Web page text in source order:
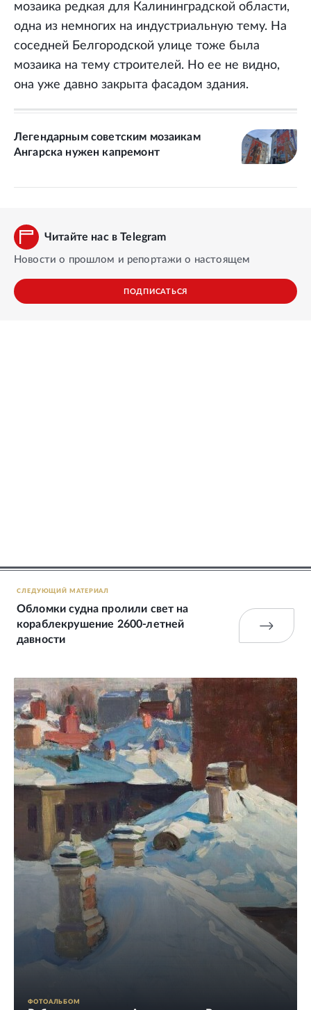
мозаика редкая для Калининградской области,
одна из немногих на индустриальную тему. На
соседней Белгородской улице тоже была
мозаика на тему строителей. Но ее не видно,
она уже давно закрыта фасадом здания.
Легендарным советским мозаикам
Ангарска нужен капремонт
Читайте нас в Telegram
Новости о прошлом и репортажи о настоящем
ПОДПИСАТЬСЯ
ФОТОАЛЬБОМ
СЛЕДУЮЩИЙ МАТЕРИАЛ
Обломки судна пролили свет на
кораблекрушение 2600-летней
давности